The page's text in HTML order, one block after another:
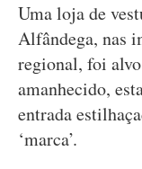
Uma loja de
Alfândega, nas
regional, foi
amanhecido,
entrada
‘marca’.